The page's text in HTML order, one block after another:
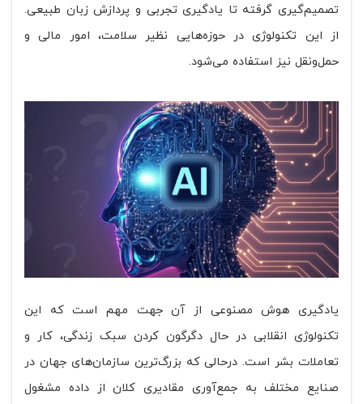
تصمیم‌گیری گرفته تا یادگیری تجربی و پردازش زبان طبیعی.
از این تکنولوژی در حوزه‌هایی نظیر سلامت، امور مالی و
حمل‌ونقل نیز استفاده می‌شود.
یادگیری هوش مصنوعی از آن جهت مهم است که این
تکنولوژی انقلابی در حال دگرگون کردن سبک زندگی، کار و
تعاملات بشر است. درحالی که بزرگ‌ترین سازمان‌های جهان در
صنایع مختلف به جمع‌آوری مقادیری کلان از داده مشغول